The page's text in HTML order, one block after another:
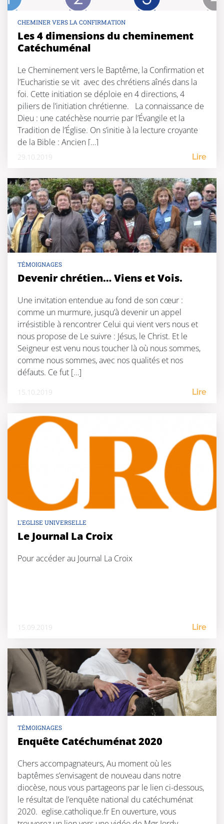
CHEMINER VERS LA CONFIRMATION
Les 4 dimensions du cheminement
Catéchuménal
Le Cheminement vers le Baptême, la Confirmation et
l’Eucharistie se vit avec des chrétiens aînés dans la
foi. Cette initiation se déploie en 4 directions, 4
piliers de l’initiation chrétienne. La connaissance de
Dieu : une catéchèse nourrie par l’Évangile et la
Tradition de l’Église. On s’initie à la lecture croyante
de la Bible : Ancien […]
29.10.2019 Lire
TÉMOIGNAGES
Devenir chrétien… Viens et Vois.
Une invitation entendue au fond de son cœur :
comme un murmure, jusqu’à devenir un appel
irrésistible à rencontrer Celui qui vient vers nous et
nous propose de Le suivre : Jésus, le Christ. Et le
Seigneur est venu nous toucher là où nous sommes,
comme nous sommes, avec nos qualités et nos
défauts. Ce fut […]
15.10.2019 Lire
L'EGLISE UNIVERSELLE
Le Journal La Croix
Pour accéder au Journal La Croix
15.09.2019 Lire
TÉMOIGNAGES
Enquête Catéchuménat 2020
Chers accompagnateurs, Au moment où les
baptêmes s’envisagent de nouveau dans notre
diocèse, nous vous partageons par le lien ci-dessous,
le résultat de l’enquête national du catéchuménat
2020. eglise.catholique.fr En ouverture, vous